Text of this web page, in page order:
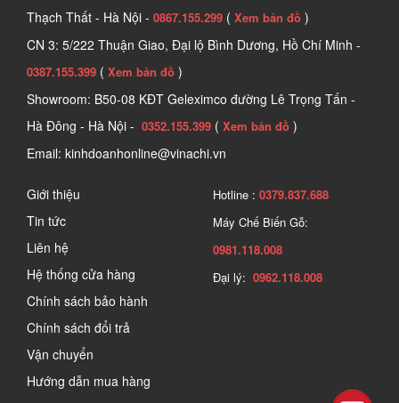
Thạch Thất - Hà Nội - 0867.155.299 ( Xem bản đồ )
CN 3: 5/222 Thuận Giao, Đại lộ Bình Dương, Hồ Chí Minh -
0387.155.399 ( Xem bản đồ )
Showroom: B50-08 KĐT Geleximco đường Lê Trọng Tấn -
Hà Đông - Hà Nội - 0352.155.399 ( Xem bản đồ )
Email: kinhdoanhonline@vinachi.vn
Giới thiệu
Tin tức
Liên hệ
Hệ thống cửa hàng
Chính sách bảo hành
Chính sách đổi trả
Vận chuyển
Hướng dẫn mua hàng
Hotline : 0379.837.688
Máy Chế Biến Gỗ:
0981.118.008
Đại lý: 0962.118.008